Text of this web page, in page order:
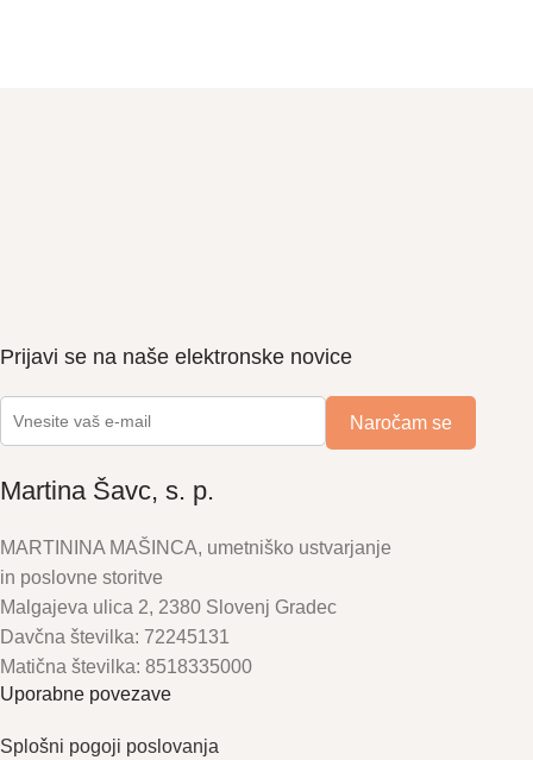
Prijavi se na naše elektronske novice
Martina Šavc, s. p.
MARTININA MAŠINCA, umetniško ustvarjanje
in poslovne storitve
Malgajeva ulica 2, 2380 Slovenj Gradec
Davčna številka: 72245131
Matična številka: 8518335000
Uporabne povezave
Splošni pogoji poslovanja